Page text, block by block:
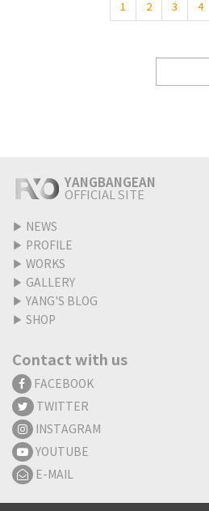
1 2 3 4
YANGBANGEAN
OFFICIAL SITE
▶ NEWS
▶ PROFILE
▶ WORKS
▶ GALLERY
▶ YANG'S BLOG
▶ SHOP
Contact with us
FACEBOOK
TWITTER
INSTAGRAM
YOUTUBE
E-MAIL